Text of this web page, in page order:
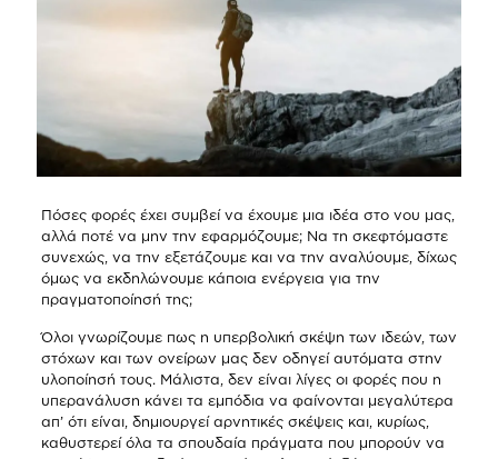
Πόσες φορές έχει συμβεί να έχουμε μια ιδέα στο νου μας,
αλλά ποτέ να μην την εφαρμόζουμε; Να τη σκεφτόμαστε
συνεχώς, να την εξετάζουμε και να την αναλύουμε, δίχως
όμως να εκδηλώνουμε κάποια ενέργεια για την
πραγματοποίησή της;
Όλοι γνωρίζουμε πως η υπερβολική σκέψη των ιδεών, των
στόχων και των ονείρων μας δεν οδηγεί αυτόματα στην
υλοποίησή τους. Μάλιστα, δεν είναι λίγες οι φορές που η
υπερανάλυση κάνει τα εμπόδια να φαίνονται μεγαλύτερα
απ’ ότι είναι, δημιουργεί αρνητικές σκέψεις και, κυρίως,
καθυστερεί όλα τα σπουδαία πράγματα που μπορούν να